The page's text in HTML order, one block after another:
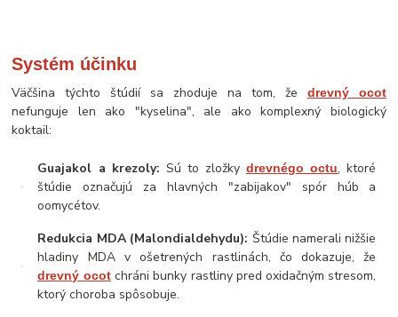
Systém účinku
Väčšina týchto štúdií sa zhoduje na tom, že drevný ocot
nefunguje len ako "kyselina", ale ako komplexný biologický
koktail:
Guajakol a krezoly: Sú to zložkydrevnégo octu, ktoré
štúdie označujú za hlavných "zabijakov" spór húb a
oomycétov.
Redukcia MDA (Malondialdehydu): Štúdie namerali nižšie
hladiny MDA v ošetrených rastlinách, čo dokazuje, že
drevný ocotchráni bunky rastliny pred oxidačným stresom,
ktorý choroba spôsobuje.